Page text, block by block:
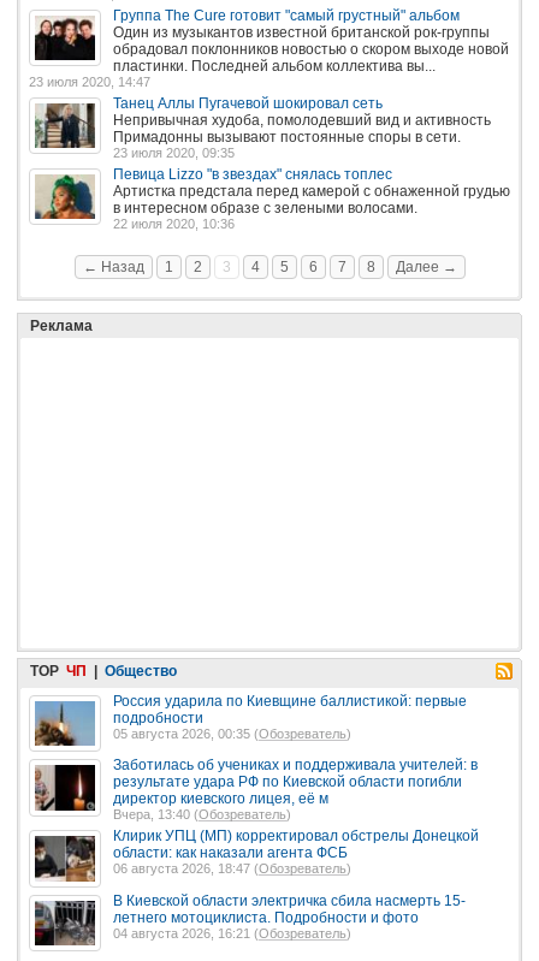
Группа The Cure готовит "самый грустный" альбом
Один из музыкантов известной британской рок-группы
обрадовал поклонников новостью о скором выходе новой
пластинки. Последней альбом коллектива вы...
23 июля 2020, 14:47
Танец Аллы Пугачевой шокировал сеть
Непривычная худоба, помолодевший вид и активность
Примадонны вызывают постоянные споры в сети.
23 июля 2020, 09:35
Певица Lizzo "в звездах" снялась топлес
Артистка предстала перед камерой с обнаженной грудью
в интересном образе с зелеными волосами.
22 июля 2020, 10:36
← Назад 1 2 3 4 5 6 7 8 Далее →
Реклама
TOP ЧП | Общество
Россия ударила по Киевщине баллистикой: первые
подробности
05 августа 2026, 00:35 (Обозреватель)
Заботилась об учениках и поддерживала учителей: в
результате удара РФ по Киевской области погибли
директор киевского лицея, её м
Вчера, 13:40 (Обозреватель)
Клирик УПЦ (МП) корректировал обстрелы Донецкой
области: как наказали агента ФСБ
06 августа 2026, 18:47 (Обозреватель)
В Киевской области электричка сбила насмерть 15-
летнего мотоциклиста. Подробности и фото
04 августа 2026, 16:21 (Обозреватель)